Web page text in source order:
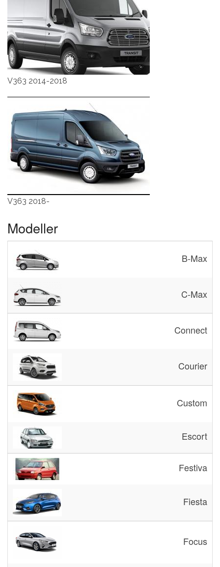
V363 2014-2018
V363 2018-
Modeller
B-Max
C-Max
Connect
Courier
Custom
Escort
Festiva
Fiesta
Focus